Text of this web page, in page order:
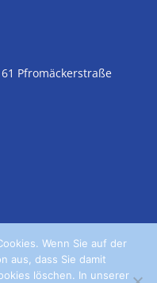
Pfromäckerstraße
Wenn Sie auf der
aus, dass Sie damit
löschen. In unserer